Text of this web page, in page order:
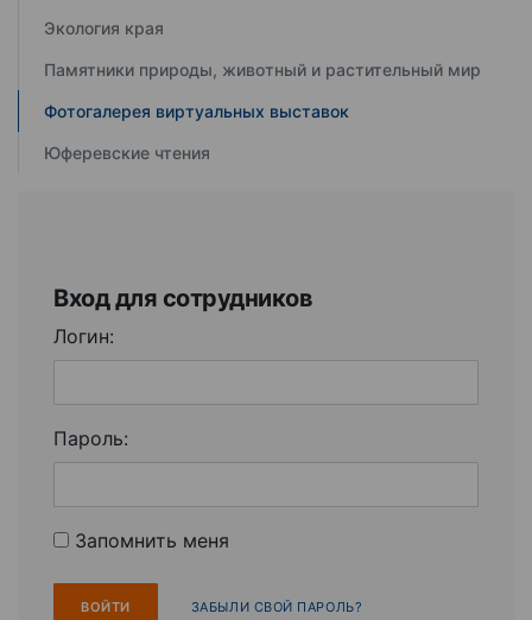
Экология края
Памятники природы, животный и растительный мир
Фотогалерея виртуальных выставок
Юферевские чтения
Вход для сотрудников
Логин:
Пароль:
Запомнить меня
ЗАБЫЛИ СВОЙ ПАРОЛЬ?